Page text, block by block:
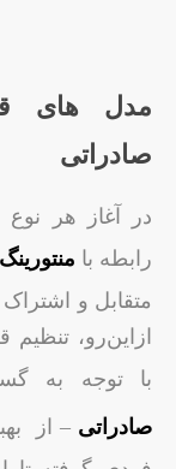
مدل‌ های
صادراتی
در آغاز هر
رابطه با
متقابل و
ازاین‌رو،
با توجه به
صادراتی – از